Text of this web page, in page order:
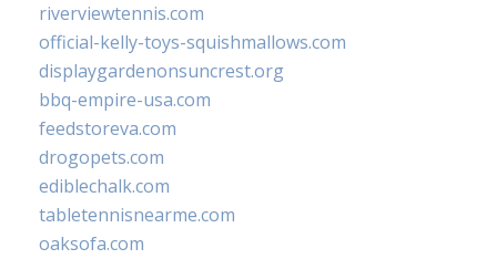
riverviewtennis.com
official-kelly-toys-squishmallows.com
displaygardenonsuncrest.org
bbq-empire-usa.com
feedstoreva.com
drogopets.com
ediblechalk.com
tabletennisnearme.com
oaksofa.com